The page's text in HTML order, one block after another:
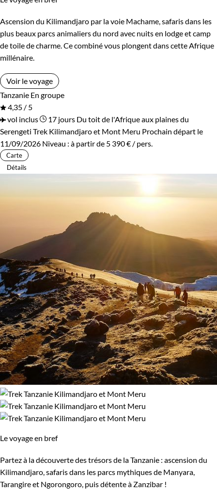
Ascension du Kilimandjaro par la voie Machame, safaris dans les
plus beaux parcs animaliers du nord avec nuits en lodge et camp
de toile de charme. Ce combiné vous plongent dans cette Afrique
millénaire.
Voir le voyage
Tanzanie En groupe
4,35 / 5
vol inclus
17 jours Du toit de l'Afrique aux plaines du
Serengeti Trek Kilimandjaro et Mont Meru Prochain départ le
11/09/2026 Niveau : à partir de 5 390 € / pers.
Carte
Détails
Le voyage en bref
Partez à la découverte des trésors de la Tanzanie : ascension du
Kilimandjaro, safaris dans les parcs mythiques de Manyara,
Tarangire et Ngorongoro, puis détente à Zanzibar !